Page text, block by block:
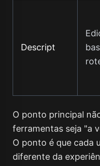
Descript
O ponto principal
ferramentas seja "a
O ponto é que cada
diferente da